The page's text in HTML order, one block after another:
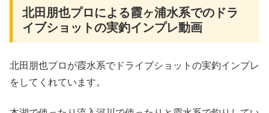
北田朋也プロによる霞ヶ浦水系でのドラ
イブショットの実釣インプレ動画
北田朋也プロが霞水系でドライブショットの実釣インプレ
をしてくれています。